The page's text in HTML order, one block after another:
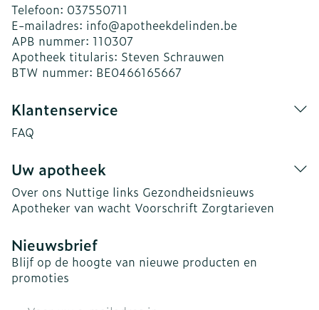
Telefoon: 037550711
E-mailadres: info@apotheekdelinden.be
APB nummer: 110307
Apotheek titularis: Steven Schrauwen
BTW nummer: BE0466165667
Klantenservice
FAQ
Uw apotheek
Over ons Nuttige links Gezondheidsnieuws
Apotheker van wacht Voorschrift Zorgtarieven
Nieuwsbrief
Blijf op de hoogte van nieuwe producten en
promoties